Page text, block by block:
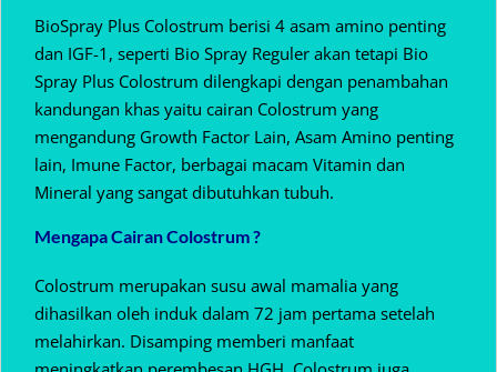
BioSpray Plus Colostrum berisi 4 asam amino penting
dan IGF-1, seperti Bio Spray Reguler akan tetapi Bio
Spray Plus Colostrum dilengkapi dengan penambahan
kandungan khas yaitu cairan Colostrum yang
mengandung Growth Factor Lain, Asam Amino penting
lain, Imune Factor, berbagai macam Vitamin dan
Mineral yang sangat dibutuhkan tubuh.
Mengapa Cairan Colostrum ?
Colostrum merupakan susu awal mamalia yang
dihasilkan oleh induk dalam 72 jam pertama setelah
melahirkan. Disamping memberi manfaat